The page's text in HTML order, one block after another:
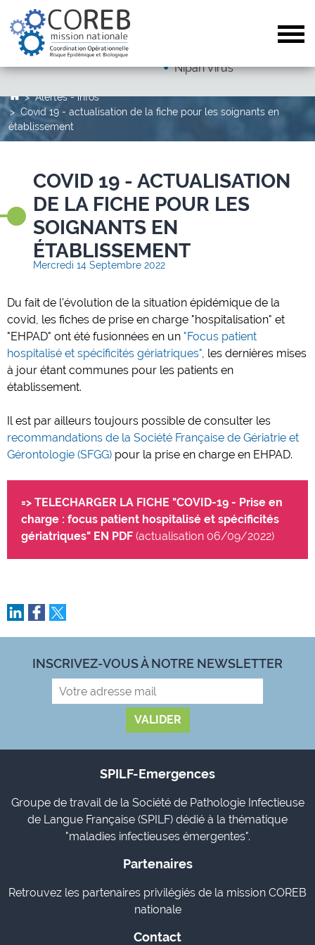
Arboviroses (hors dengue)
Nipah Virus
Alertes - infos
Covid 19 - actualisation de la fiche pour les soignants en
établissement
COVID 19 - ACTUALISATION
DE LA FICHE POUR LES
SOIGNANTS EN
ÉTABLISSEMENT
Mercredi 14 Septembre 2022
Du fait de l'évolution de la situation épidémique de la
covid, les fiches de prise en charge "hospitalisation" et
"EHPAD" ont été fusionnées en un "Focus patient
hospitalisé et spécificités gériatriques", les dernières mises
à jour étant communes pour les patients en
établissement.
Il est par ailleurs toujours possible de consulter les
recommandations de la Société Française de Gériatrie et
Gérontologie (SFGG) pour la prise en charge en EHPAD.
=> TELECHARGER LA FICHE "COVID-19 - Prise en
charge : focus patient hospitalisé et spécificités
gériatriques" EN PDF (actualisation 06/09/2022)
INSCRIVEZ-VOUS À NOTRE NEWSLETTER
SPILF-Emergences
Groupe de travail de la Société de Pathologie Infectieuse
de Langue Française (SPILF) dédié à la thématique
"maladies infectieuses émergentes".
Partenaires
Retrouvez les partenaires privilégiés de la mission COREB
nationale
Contact